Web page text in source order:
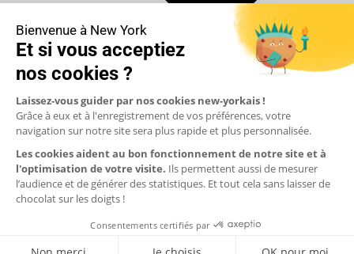
€ Euro
$ Dollar US
$ Dollar Canadien
₣ Franc Suisse
£ Livre sterling